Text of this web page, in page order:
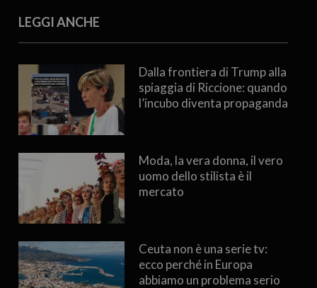
LEGGI ANCHE
Dalla frontiera di Trump alla
spiaggia di Riccione: quando
l’incubo diventa propaganda
Moda, la vera donna, il vero
uomo dello stilista è il
mercato
Ceuta non è una serie tv:
ecco perché in Europa
abbiamo un problema serio